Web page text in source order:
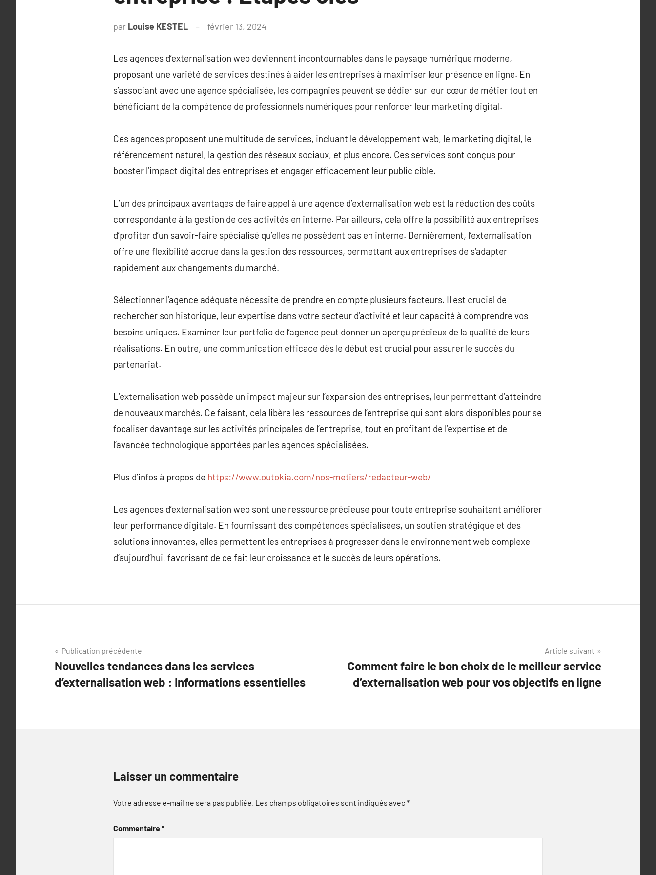
par Louise KESTEL février 13, 2024
Les agences d’externalisation web deviennent incontournables dans le paysage numérique moderne,
proposant une variété de services destinés à aider les entreprises à maximiser leur présence en ligne. En
s’associant avec une agence spécialisée, les compagnies peuvent se dédier sur leur cœur de métier tout en
bénéficiant de la compétence de professionnels numériques pour renforcer leur marketing digital.
Ces agences proposent une multitude de services, incluant le développement web, le marketing digital, le
référencement naturel, la gestion des réseaux sociaux, et plus encore. Ces services sont conçus pour
booster l’impact digital des entreprises et engager efficacement leur public cible.
L’un des principaux avantages de faire appel à une agence d’externalisation web est la réduction des coûts
correspondante à la gestion de ces activités en interne. Par ailleurs, cela offre la possibilité aux entreprises
d’profiter d’un savoir-faire spécialisé qu’elles ne possèdent pas en interne. Dernièrement, l’externalisation
offre une flexibilité accrue dans la gestion des ressources, permettant aux entreprises de s’adapter
rapidement aux changements du marché.
Sélectionner l’agence adéquate nécessite de prendre en compte plusieurs facteurs. Il est crucial de
rechercher son historique, leur expertise dans votre secteur d’activité et leur capacité à comprendre vos
besoins uniques. Examiner leur portfolio de l’agence peut donner un aperçu précieux de la qualité de leurs
réalisations. En outre, une communication efficace dès le début est crucial pour assurer le succès du
partenariat.
L’externalisation web possède un impact majeur sur l’expansion des entreprises, leur permettant d’atteindre
de nouveaux marchés. Ce faisant, cela libère les ressources de l’entreprise qui sont alors disponibles pour se
focaliser davantage sur les activités principales de l’entreprise, tout en profitant de l’expertise et de
l’avancée technologique apportées par les agences spécialisées.
Plus d’infos à propos de https://www.outokia.com/nos-metiers/redacteur-web/
Les agences d’externalisation web sont une ressource précieuse pour toute entreprise souhaitant améliorer
leur performance digitale. En fournissant des compétences spécialisées, un soutien stratégique et des
solutions innovantes, elles permettent les entreprises à progresser dans le environnement web complexe
d’aujourd’hui, favorisant de ce fait leur croissance et le succès de leurs opérations.
Navigation
de
l’article
Publication précédente
Nouvelles tendances dans les services
d’externalisation web : Informations essentielles
Article suivant
Comment faire le bon choix de le meilleur service
d’externalisation web pour vos objectifs en ligne
Laisser un commentaire
Votre adresse e-mail ne sera pas publiée. Les champs obligatoires sont indiqués avec*
Commentaire*